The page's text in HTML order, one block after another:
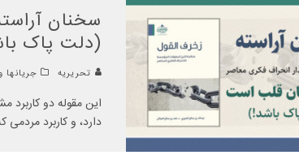
سخنان
(دلت پاک
تحریریه
این مقوله دو کاربرد
دارد، و کاربرد مردمی